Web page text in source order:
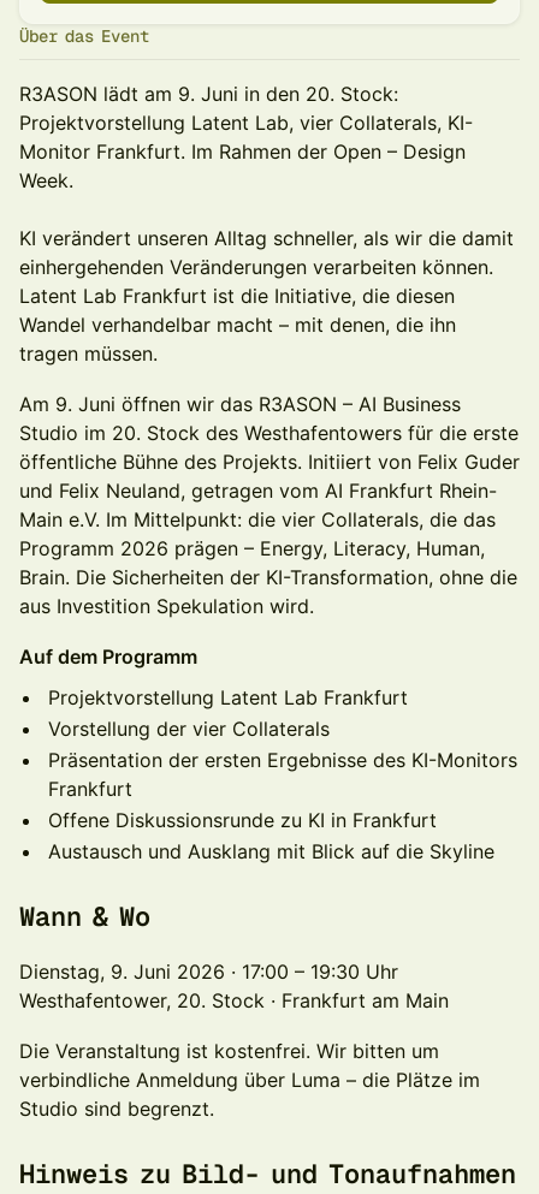
Über das Event
R3ASON lädt am 9. Juni in den 20. Stock:
Projektvorstellung Latent Lab, vier Collaterals, KI-
Monitor Frankfurt. Im Rahmen der Open – Design
Week.
KI verändert unseren Alltag schneller, als wir die damit
einhergehenden Veränderungen verarbeiten können.
Latent Lab Frankfurt ist die Initiative, die diesen
Wandel verhandelbar macht – mit denen, die ihn
tragen müssen.
Am 9. Juni öffnen wir das R3ASON – AI Business
Studio im 20. Stock des Westhafentowers für die erste
öffentliche Bühne des Projekts. Initiiert von Felix Guder
und Felix Neuland, getragen vom AI Frankfurt Rhein-
Main e.V. Im Mittelpunkt: die vier Collaterals, die das
Programm 2026 prägen – Energy, Literacy, Human,
Brain. Die Sicherheiten der KI-Transformation, ohne die
aus Investition Spekulation wird.
Auf dem Programm
Projektvorstellung Latent Lab Frankfurt
Vorstellung der vier Collaterals
Präsentation der ersten Ergebnisse des KI-Monitors
Frankfurt
Offene Diskussionsrunde zu KI in Frankfurt
Austausch und Ausklang mit Blick auf die Skyline
Wann & Wo
Dienstag, 9. Juni 2026 · 17:00 – 19:30 Uhr
Westhafentower, 20. Stock · Frankfurt am Main
Die Veranstaltung ist kostenfrei. Wir bitten um
verbindliche Anmeldung über Luma – die Plätze im
Studio sind begrenzt.
Hinweis zu Bild- und Tonaufnahmen